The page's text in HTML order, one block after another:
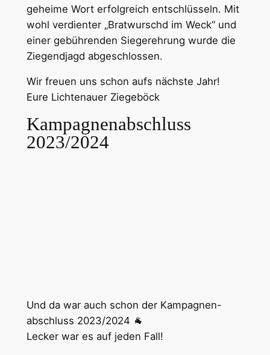
geheime Wort erfolgreich entschlüsseln. Mit
wohl verdienter „Bratwurschd im Weck“ und
einer gebührenden Siegerehrung wurde die
Ziegendjagd abgeschlossen.
Wir freuen uns schon aufs nächste Jahr!
Eure Lichtenauer Ziegeböck
Kampagnenabschluss
2023/2024
Und da war auch schon der Kampagnen-
abschluss 2023/2024 🐐
Lecker war es auf jeden Fall!